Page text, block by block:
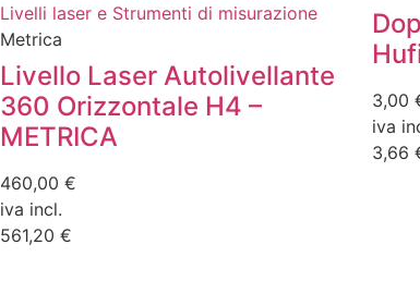
Livelli laser e Strumenti di misurazione
Metrica
Livello Laser Autolivellante
360 Orizzontale H4 –
METRICA
460,00 €
iva incl.
561,20 €
3,00
iva
3,66